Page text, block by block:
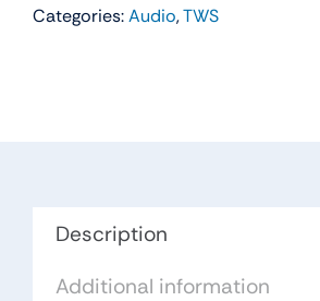
TWS
Categories:Audio,TWS
Description
Additional information